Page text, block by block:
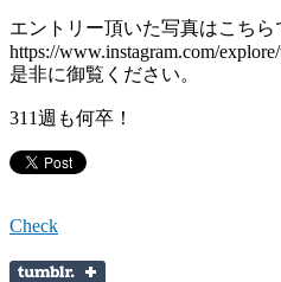
エントリー頂いた写真はこちら
https://www.instagram.com/
是非に御覧ください。
311週も何卒！
Check